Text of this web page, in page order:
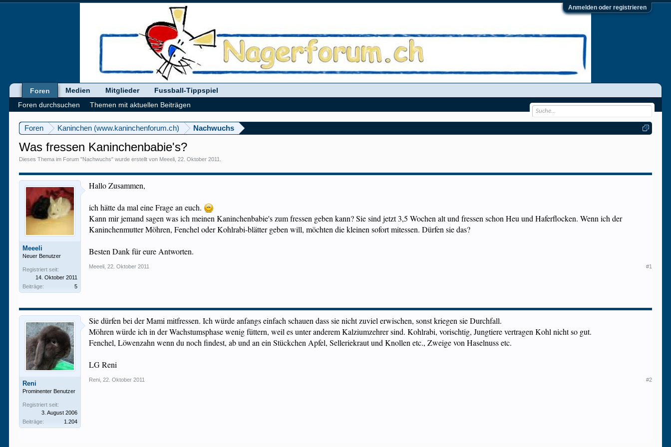
Anmelden oder registrieren
Foren Kaninchen (www.kaninchenforum.ch) Nachwuchs
Was fressen Kaninchenbabie's?
Dieses Thema im Forum "Nachwuchs" wurde erstellt von Meeeli ,22. Oktober 2011
Meeeli
Neuer Benutzer
Registriert seit:
14. Oktober 2011
Beiträge:
5
Hallo Zusammen,
ich hätte da mal eine Frage an euch.
Kann mir jemand sagen was ich meinen Kaninchenbabie's zum fressen geben kann? Sie sind jetzt 3,5 Wochen alt und fressen schon Heu und Haferflocken. Wenn ich der
Kaninchenmutter Möhren, Fenchel oder Kohlrabi-blätter geben will, möchten die kleinen sofort mitessen. Dürfen sie das?
Besten Dank für eure Antworten.
Meeeli 22. Oktober 2011 #1
Reni
Prominenter Benutzer
Registriert seit:
3. August 2006
Beiträge:
1.204
Sie dürfen bei der Mami mitfressen. Ich würde anfangs einfach schauen dass sie nicht zuviel erwischen, sonst kriegen sie Durchfall.
Möhren würde ich in der Wachstumsphase wenig füttern, weil es unter anderem Kalziumzehrer sind. Kohlrabi, vorischtig, Jungtiere vertragen Kohl nicht so gut.
Fenchel, Löwenzahn wenn du noch findest, ab und an ein Stückchen Apfel, Selleriekraut und Knollen etc., Zweige von Haselnuss etc.
LG Reni
Reni 22. Oktober 2011 #2
Foren
Foren durchsuchen
Themen mit aktuellen Beiträgen
Medien Mitglieder Fussball-Tippspiel